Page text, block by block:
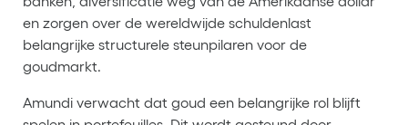
en zorgen over de wereldwijde schuldenlast
belangrijke structurele steunpilaren voor de
goudmarkt.
Amundi verwacht dat goud een belangrijke rol blijft